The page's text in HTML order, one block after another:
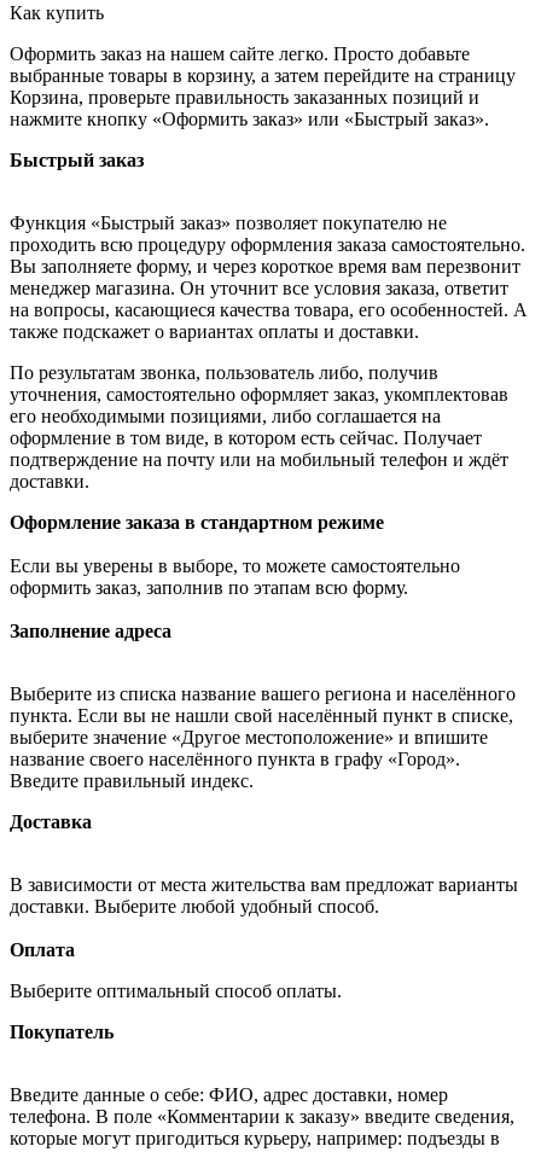
Как купить
Оформить заказ на нашем сайте легко. Просто добавьте
выбранные товары в корзину, а затем перейдите на страницу
Корзина, проверьте правильность заказанных позиций и
нажмите кнопку «Оформить заказ» или «Быстрый заказ».
Быстрый заказ
Функция «Быстрый заказ» позволяет покупателю не
проходить всю процедуру оформления заказа самостоятельно.
Вы заполняете форму, и через короткое время вам перезвонит
менеджер магазина. Он уточнит все условия заказа, ответит
на вопросы, касающиеся качества товара, его особенностей. А
также подскажет о вариантах оплаты и доставки.
По результатам звонка, пользователь либо, получив
уточнения, самостоятельно оформляет заказ, укомплектовав
его необходимыми позициями, либо соглашается на
оформление в том виде, в котором есть сейчас. Получает
подтверждение на почту или на мобильный телефон и ждёт
доставки.
Оформление заказа в стандартном режиме
Если вы уверены в выборе, то можете самостоятельно
оформить заказ, заполнив по этапам всю форму.
Заполнение адреса
Выберите из списка название вашего региона и населённого
пункта. Если вы не нашли свой населённый пункт в списке,
выберите значение «Другое местоположение» и впишите
название своего населённого пункта в графу «Город».
Введите правильный индекс.
Доставка
В зависимости от места жительства вам предложат варианты
доставки. Выберите любой удобный способ.
Оплата
Выберите оптимальный способ оплаты.
Покупатель
Введите данные о себе: ФИО, адрес доставки, номер
телефона. В поле «Комментарии к заказу» введите сведения,
которые могут пригодиться курьеру, например: подъезды в